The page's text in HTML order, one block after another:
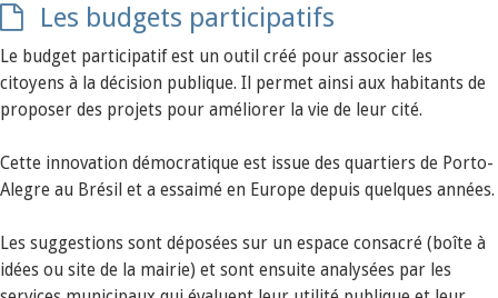
Les budgets participatifs
Le budget participatif est un outil créé pour associer les
citoyens à la décision publique. Il permet ainsi aux habitants de
proposer des projets pour améliorer la vie de leur cité.
Cette innovation démocratique est issue des quartiers de Porto-
Alegre au Brésil et a essaimé en Europe depuis quelques années.
Les suggestions sont déposées sur un espace consacré (boîte à
idées ou site de la mairie) et sont ensuite analysées par les